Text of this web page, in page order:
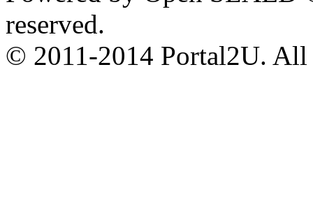
reserved.
© 2011-2014 Portal2U. All